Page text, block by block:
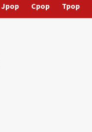
Jpop Cpop Tpop